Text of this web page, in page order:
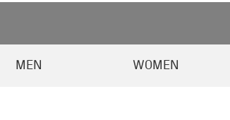
MEN WOMEN